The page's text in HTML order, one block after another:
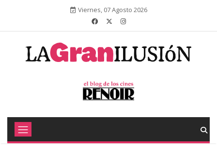
Viernes, 07 Agosto 2026